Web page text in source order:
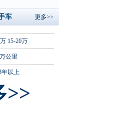
车 更多>>
15-20万
公里
年以上
>>